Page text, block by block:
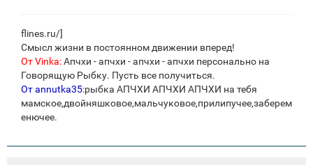
flines.ru/]
Смысл жизни в постоянном движении вперед!
От Vinka:Апчхи - апчхи - апчхи - апчхи персонально на
Говорящую Рыбку. Пусть все получиться.
От annutka35:рыбка АПЧХИ АПЧХИ АПЧХИ на тебя
мамское,двойняшковое,мальчуковое,прилипучее,заберем
енючее.